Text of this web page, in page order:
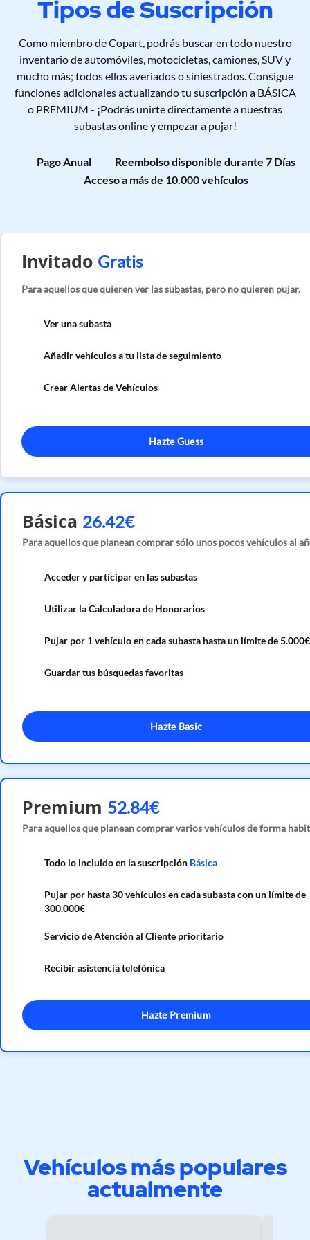
Tipos de Suscripción
Como miembro de Copart, podrás buscar en todo nuestro
inventario de automóviles, motocicletas, camiones, SUV y
mucho más; todos ellos averiados o siniestrados. Consigue
funciones adicionales actualizando tu suscripción a BÁSICA
o PREMIUM - ¡Podrás unirte directamente a nuestras
subastas online y empezar a pujar!
Pago Anual
Reembolso disponible durante 7 Días
Acceso a más de 10.000 vehículos
Invitado Gratis
Para aquellos que quieren ver las subastas, pero no quieren pujar.
Ver una subasta
Añadir vehículos a tu lista de seguimiento
Crear Alertas de Vehículos
Hazte Guess
Básica 26.42€
Para aquellos que planean comprar sólo unos pocos vehículos al
Acceder y participar en las subastas
Utilizar la Calculadora de Honorarios
Pujar por 1 vehículo en cada subasta hasta un límite de 5.000€
Guardar tus búsquedas favoritas
Hazte Basic
Premium 52.84€
Para aquellos que planean comprar varios vehículos de forma
Todo lo incluido en la suscripción Básica
Pujar por hasta 30 vehículos en cada subasta con un límite de
300.000€
Servicio de Atención al Cliente prioritario
Recibir asistencia telefónica
Hazte Premium
Vehículos más populares
actualmente